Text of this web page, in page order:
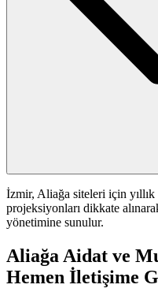
İzmir, Aliağa siteleri için
projeksiyonları dikkate
yönetimine sunulur.
Aliağa Aidat ve
Hemen İletişime